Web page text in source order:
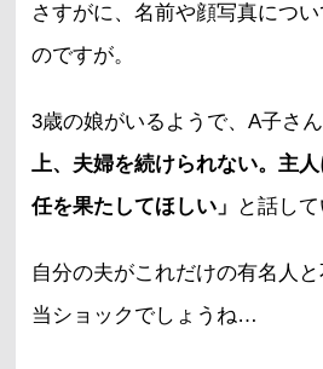
さすがに、名前や顔写真につ
のですが。
3歳の娘がいるようで、A子さ
上、夫婦を続けられない。主
任を果たしてほしい」
と話して
自分の夫がこれだけの有名人
当ショックでしょうね…